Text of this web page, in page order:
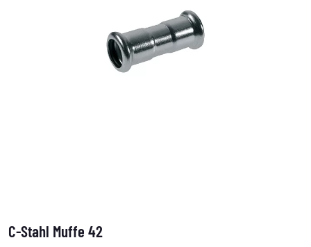
C-Stahl Muffe 42